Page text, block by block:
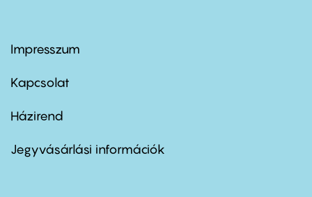
Footer
first
Impresszum
Kapcsolat
Footer
second
Házirend
Jegyvásárlási információk